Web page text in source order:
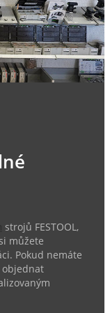
strojů FESTOOL,
můžete
Pokud nemáte
objednat